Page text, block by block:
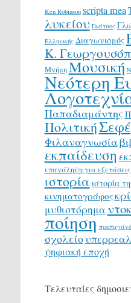
Ken Robinson scripta mea
λυκείου Γκάτσος
Ελληνικής Διαγωνισμός
Κ.
ΜνήμηΜουσική
Νεότερη
Παπαδιαμάντης
Πολιτική
Φιλαναγνωσία
εκπαίδευση
επανάληψη για εξετάσεις
ιστορία ιστορία
κινηματογράφος
μυθιστόρημα
ποίηση
σχολείο
ψηφιακή εποχή
Τελευταίες